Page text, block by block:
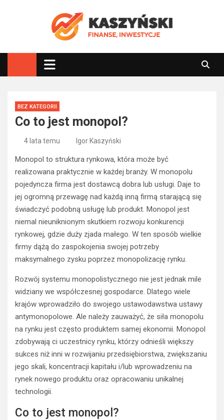
kaszynski.com.pl
BEZ KATEGORII
Co to jest monopol?
4 lata temu Igor Kaszyński
Monopol to struktura rynkowa, która może być
realizowana praktycznie w każdej branży. W monopolu
pojedyncza firma jest dostawcą dobra lub usługi. Daje to
jej ogromną przewagę nad każdą inną firmą starającą się
świadczyć podobną usługę lub produkt. Monopol jest
niemal nieuniknionym skutkiem rozwoju konkurencji
rynkowej, gdzie duży zjada małego. W ten sposób wielkie
firmy dążą do zaspokojenia swojej potrzeby
maksymalnego zysku poprzez monopolizację rynku.
Rozwój systemu monopolistycznego nie jest jednak mile
widziany we współczesnej gospodarce. Dlatego wiele
krajów wprowadziło do swojego ustawodawstwa ustawy
antymonopolowe. Ale należy zauważyć, że siła monopolu
na rynku jest często produktem samej ekonomii. Monopol
zdobywają ci uczestnicy rynku, którzy odnieśli większy
sukces niż inni w rozwijaniu przedsiębiorstwa, zwiększaniu
jego skali, koncentracji kapitału i/lub wprowadzeniu na
rynek nowego produktu oraz opracowaniu unikalnej
technologii.
Co to jest monopol?